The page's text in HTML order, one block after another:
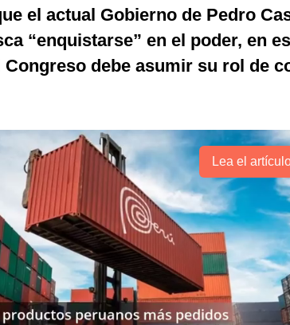
el actual Gobierno de Pedro
“enquistarse” en el poder, en
debe asumir su rol de
Lea el